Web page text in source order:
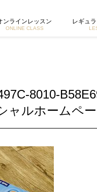
ンラインレッスン
ONLINE CLASS
レギュ
8010-
ャルホームペ